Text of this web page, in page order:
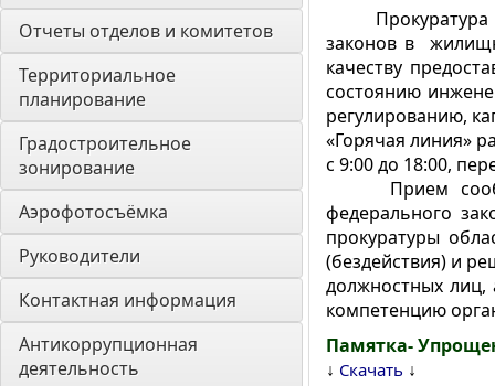
Отчеты отделов и комитетов
Территориальное
планирование
Градостроительное
зонирование
Аэрофотосъёмка
Руководители
Контактная информация
Антикоррупционная
деятельность
Прокуратура
законов в
качеству
состоянию
регулированию,
«Горячая линия»
с 9:00 до 18:00,
Прием
федерального
прокуратуры
(бездействия) и
должностных лиц,
компетенцию
Памятка-
↓ Скачать ↓